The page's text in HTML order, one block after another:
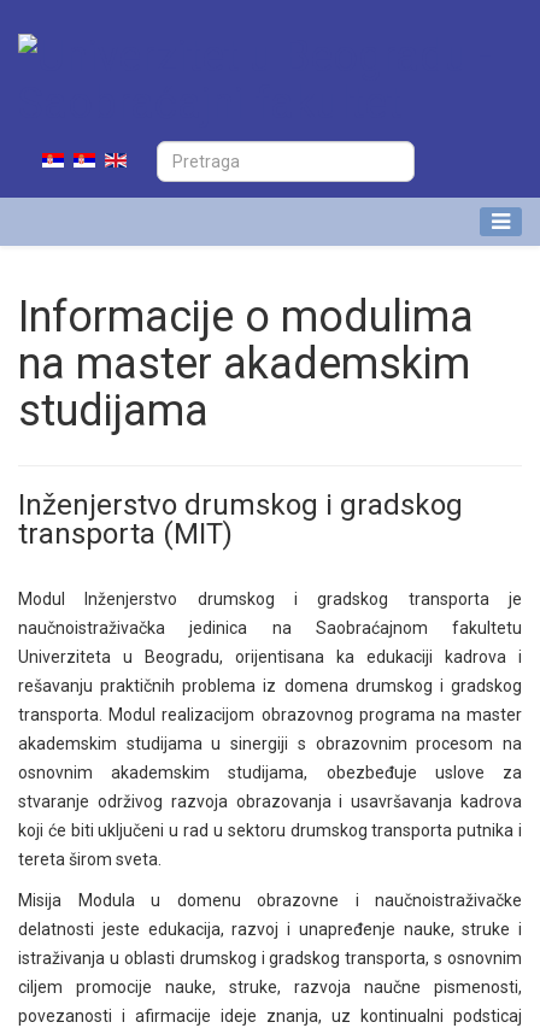
Informacije o modulima
na master akademskim
studijama
Inženjerstvo drumskog i gradskog
transporta (MIT)
Modul Inženjerstvo drumskog i gradskog transporta je
naučnoistraživačka jedinica na Saobraćajnom fakultetu
Univerziteta u Beogradu, orijentisana ka edukaciji kadrova i
rešavanju praktičnih problema iz domena drumskog i gradskog
transporta. Modul realizacijom obrazovnog programa na master
akademskim studijama u sinergiji s obrazovnim procesom na
osnovnim akademskim studijama, obezbeđuje uslove za
stvaranje održivog razvoja obrazovanja i usavršavanja kadrova
koji će biti uključeni u rad u sektoru drumskog transporta putnika i
tereta širom sveta.
Misija Modula u domenu obrazovne i naučnoistraživačke
delatnosti jeste edukacija, razvoj i unapređenje nauke, struke i
istraživanja u oblasti drumskog i gradskog transporta, s osnovnim
ciljem promocije nauke, struke, razvoja naučne pismenosti,
povezanosti i afirmacije ideje znanja, uz kontinualni podsticaj